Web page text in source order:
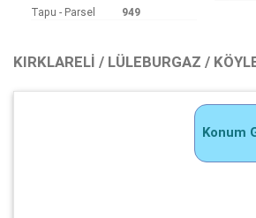
Tapu - Parsel
949
KIRKLARELI / LÜLEBURGAZ /
Konum